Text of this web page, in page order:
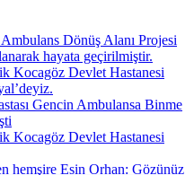
Dönüş Alanı Projesi
hayata geçirilmiştir.
Kocagöz Devlet Hastanesi
Gencin Ambulansa Binme
Kocagöz Devlet Hastanesi
hemşire Esin Orhan: Gözünüz